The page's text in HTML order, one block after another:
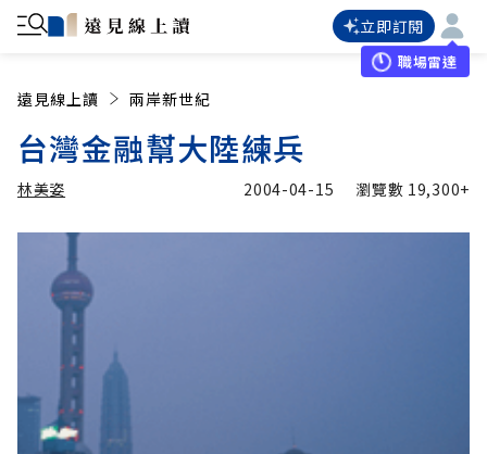
立即訂閱
職場雷達
遠見線上讀 兩岸新世紀
台灣金融幫大陸練兵
林美姿 2004-04-15 瀏覽數 19,300+